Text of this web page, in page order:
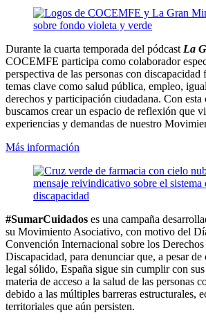
Durante la cuarta temporada del pódcast La
COCEMFE participa como colaborador
perspectiva de las personas con discapacidad
temas clave como salud pública, empleo,
derechos y participación ciudadana. Con esta
buscamos crear un espacio de reflexión que
experiencias y demandas de nuestro
Más información
#SumarCuidados es una campaña
su Movimiento Asociativo, con motivo del
Convención Internacional sobre los Derechos
Discapacidad, para denunciar que, a pesar
legal sólido, España sigue sin cumplir con
materia de acceso a la salud de las personas
debido a las múltiples barreras estructurales,
territoriales que aún persisten.